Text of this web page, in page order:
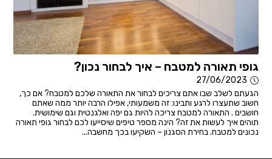
גופי תאורה למטבח – איך לבחור נכון?
27/06/2023
הגעתם לשלב שבו אתם צריכים לבחור את התאורה שלכם למטבח? אם כך,
חשוב שתעצרו לרגע ותבינו: זה משמעותי, אפילו הרבה יותר ממה שאתם
חושבים . התאורה למטבח צריכה להיות גם יפה ואלגנטית וגם שימושית.
תוהים איך לעשות את זה? הינה מספר טיפים שיסייעו לכם לבחור גופי תאורה
נכונים למטבח. בחירת הסגנון – השקיעו בכך מחשבה...